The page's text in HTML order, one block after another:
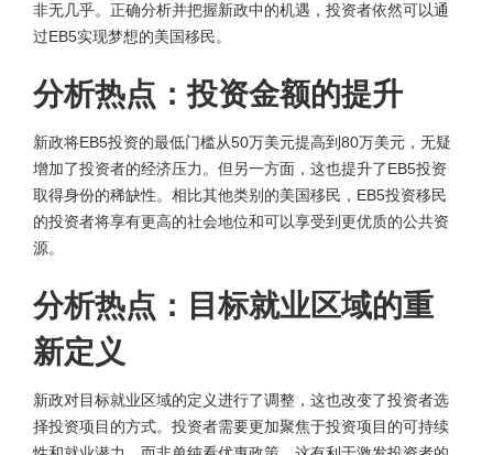
非无几乎。正确分析并把握新政中的机遇，投资者依然可以通
过EB5实现梦想的美国移民。
分析热点：投资金额的提升
新政将EB5投资的最低门槛从50万美元提高到80万美元，无疑
增加了投资者的经济压力。但另一方面，这也提升了EB5投资
取得身份的稀缺性。相比其他类别的美国移民，EB5投资移民
的投资者将享有更高的社会地位和可以享受到更优质的公共资
源。
分析热点：目标就业区域的重
新定义
新政对目标就业区域的定义进行了调整，这也改变了投资者选
择投资项目的方式。投资者需要更加聚焦于投资项目的可持续